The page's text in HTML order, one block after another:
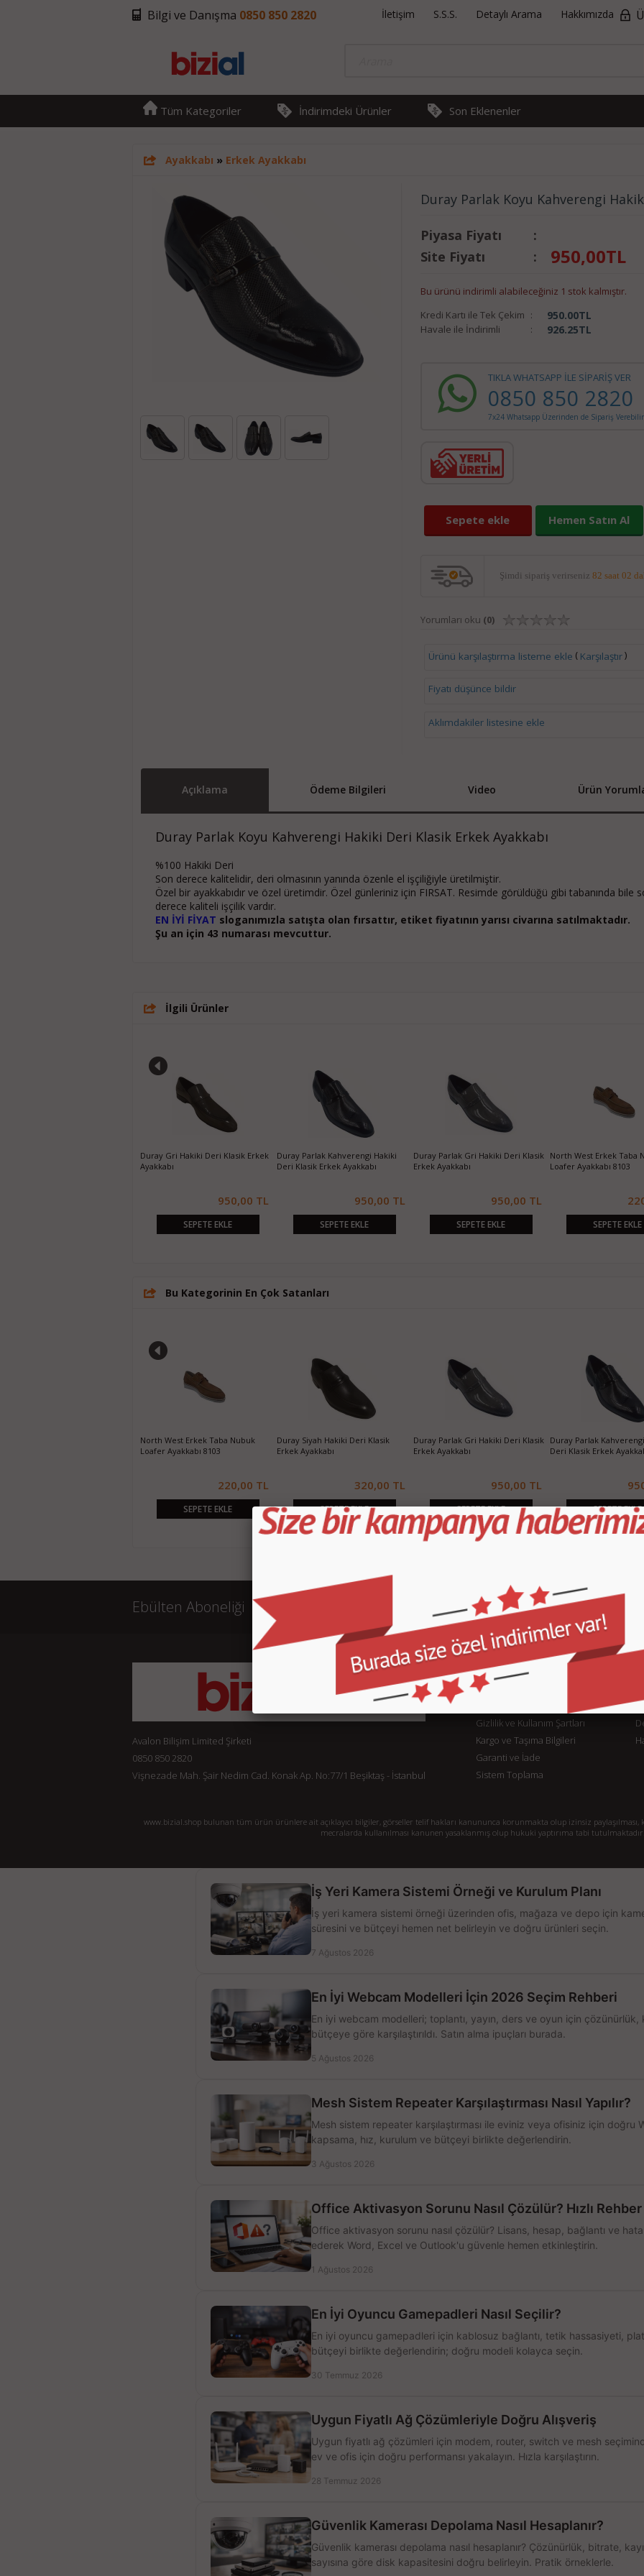
Bilgi ve Danışma 0850 850 2820 İletişim S.S.S. Detaylı Arama Hakkımızda
Tüm Kategoriler İndirimdeki Ürünler Son Eklenenler
Ayakkabı » Erkek Ayakkabı
Duray Parlak Koyu Kahverengi
Piyasa Fiyatı
:
Site Fiyatı
: 950,00TL
Bu ürünü indirimli alabileceğiniz 1 stok kalmıştır.
Kredi Kartı ile Tek Çekim : 950.00TL
Havale ile İndirimli : 926.25TL
TIKLA WHATSAPP İLE SİPARİŞ VER
0850 850 2820
7x24 Whatsapp Üzerinden de Sipariş
Sepete ekle Hemen Satın Al
Şimdi sipariş verirseniz 82 saat 02
Yorumları oku (0)
Ürünü karşılaştırma listeme ekle ( Karşılaştır)
Fiyatı düşünce bildir
Aklımdakiler listesine ekle
Açıklama Ödeme Bilgileri Video Ürün
Duray Parlak Koyu Kahverengi Hakiki Deri Klasik Erkek Ayakkabı
%100 Hakiki Deri
Son derece kalitelidir, deri olmasının yanında özenle el işçiliğiyle üretilmiştir.
Özel bir ayakkabıdır ve özel üretimdir. Özel günleriniz için FIRSAT. Resimde görüldüğü gibi tabanında bile
derece kaliteli işçilik vardır.
EN İYİ FİYAT sloganımızla satışta olan fırsattır, etiket fiyatının yarısı civarına satılmaktadır.
Şu an için 43 numarası mevcuttur.
İlgili Ürünler
Duray Gri Hakiki Deri Klasik Erkek
Ayakkabı
950,00 TL
SEPETE EKLE
Duray Parlak Kahverengi Hakiki
Deri Klasik Erkek Ayakkabı
950,00 TL
SEPETE EKLE
Duray Parlak Gri Hakiki Deri Klasik
Erkek Ayakkabı
950,00 TL
SEPETE EKLE
North West Erkek Taba
Loafer Ayakkabı 8103
SEPETE EKLE
Bu Kategorinin En Çok Satanları
North West Erkek Taba Nubuk
Loafer Ayakkabı 8103
220,00 TL
SEPETE EKLE
Duray Siyah Hakiki Deri Klasik
Erkek Ayakkabı
320,00 TL
SEPETE EKLE
Duray Parlak Gri Hakiki Deri Klasik
Erkek Ayakkabı
950,00 TL
SEPETE EKLE
Duray Parlak
Deri Klasik Erkek
SEPETE EKLE
Ebülten Aboneliği
Avalon Bilişim Limited Şirketi
0850 850 2820
Vişnezade Mah. Şair Nedim Cad. Konak Ap. No:77/1 Beşiktaş - İstanbul
KURUMSAL
İletişim
Gizlilik ve Kullanım Şartları
Kargo ve Taşıma Bilgileri
Garanti ve İade
Sistem Toplama
www.bizial.shop bulunan tüm ürün ürünlere ait açıklayıcı bilgiler, görseller telif hakları kanununca korunmakta olup izinsiz paylaşılması,
mecralarda kullanılması kanunen yasaklanmış olup hukuki yaptırıma tabi tutulmaktadır.
İş Yeri Kamera Sistemi Örneği ve Kurulum Planı
İş yeri kamera sistemi örneği üzerinden ofis, mağaza ve depo için
süresini ve bütçeyi hemen net belirleyin ve doğru ürünleri seçin.
7 Ağustos 2026
En İyi Webcam Modelleri İçin 2026 Seçim Rehberi
En iyi webcam modelleri; toplantı, yayın, ders ve oyun için çözünürlük,
bütçeye göre karşılaştırıldı. Satın alma ipuçları burada.
5 Ağustos 2026
Mesh Sistem Repeater Karşılaştırması Nasıl Yapılır?
Mesh sistem repeater karşılaştırması ile eviniz veya ofisiniz için doğru
kapsama, hız, kurulum ve bütçeyi birlikte değerlendirin.
3 Ağustos 2026
Office Aktivasyon Sorunu Nasıl Çözülür? Hızlı Rehber
Office aktivasyon sorunu nasıl çözülür? Lisans, hesap, bağlantı ve hata
ederek Word, Excel ve Outlook'u güvenle hemen etkinleştirin.
1 Ağustos 2026
En İyi Oyuncu Gamepadleri Nasıl Seçilir?
En iyi oyuncu gamepadleri için kablosuz bağlantı, tetik hassasiyeti,
bütçeyi birlikte değerlendirin; doğru modeli kolayca seçin.
30 Temmuz 2026
Uygun Fiyatlı Ağ Çözümleriyle Doğru Alışveriş
Uygun fiyatlı ağ çözümleri için modem, router, switch ve mesh
ev ve ofis için doğru performansı yakalayın. Hızla karşılaştırın.
28 Temmuz 2026
Güvenlik Kamerası Depolama Nasıl Hesaplanır?
Güvenlik kamerası depolama nasıl hesaplanır? Çözünürlük, bitrate,
sayısına göre disk kapasitesini doğru belirleyin. Pratik örneklerle.